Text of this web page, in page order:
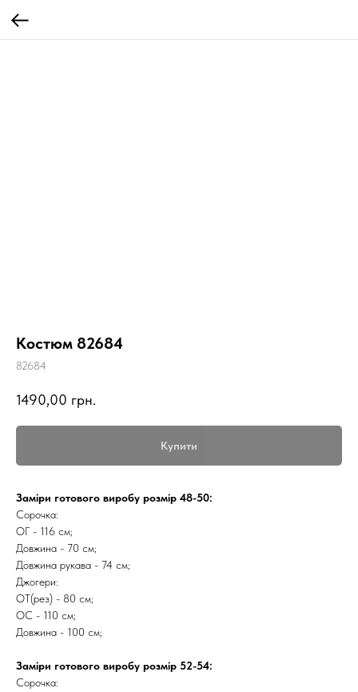
Костюм 82684
82684
1490,00 грн.
Купити
Заміри готового виробу розмір 48-50:
Сорочка:
ОГ - 116 см;
Довжина - 70 см;
Довжина рукава - 74 см;
Джогери:
ОТ(рез) - 80 см;
ОС - 110 см;
Довжина - 100 см;
Заміри готового виробу розмір 52-54:
Сорочка: